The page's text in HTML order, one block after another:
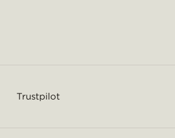
Trustpilot